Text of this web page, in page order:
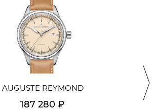
AUGUSTE REYMOND
187 280 ₽